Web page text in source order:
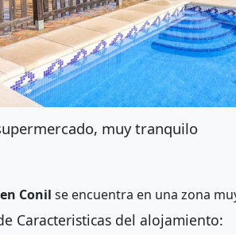
muy tranquilo
Conil se encuentra en una zona
Caracteristicas del alojamiento: